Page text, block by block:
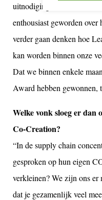
uitnodiging van een klant.
enthousiast geworden
verder gaan denken hoe
kan worden binnen onze
Dat we binnen enkele
Award hebben gewonnen,
Welke vonk sloeg er dan
Co-Creation?
“In de supply chain
gesproken op hun eigen
verkleinen? We zijn ons er
dat je gezamenlijk veel